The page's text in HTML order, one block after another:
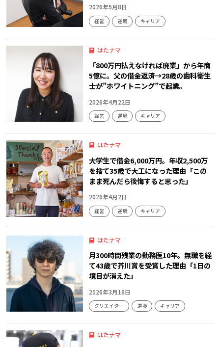
2026年5月8日
経営 逆境 キャリア
はたナマ
「800万円払えなければ廃業」から年商
5億に。父の借金返済→28歳の歯科衛生
士が”ホワイトニング”で起業。
2026年4月22日
経営 逆境 キャリア
はたナマ
大学生で借金6,000万円。年収2,500万
を捨て35歳で大工になった理由「この
まま死んだら後悔すると思った」
2026年4月2日
経営 逆境 キャリア
はたナマ
月300時間残業の勤務医10年。無職を経
て43歳で芥川賞を受賞した理由「1日の
境目が消えた」
2026年3月16日
クリエイター 逆境 キャリア
はたナマ